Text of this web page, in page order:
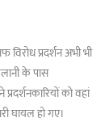
प्रदर्शन अभी भी
के पास
को वहां
घायल हो गए।